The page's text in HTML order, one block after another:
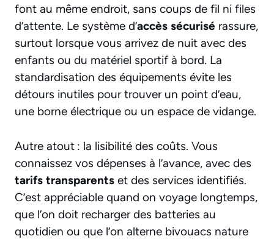
font au même endroit, sans coups de fil ni files
d’attente. Le système d’accès sécurisé rassure,
surtout lorsque vous arrivez de nuit avec des
enfants ou du matériel sportif à bord. La
standardisation des équipements évite les
détours inutiles pour trouver un point d’eau,
une borne électrique ou un espace de vidange.
Autre atout : la lisibilité des coûts. Vous
connaissez vos dépenses à l’avance, avec des
tarifs transparents et des services identifiés.
C’est appréciable quand on voyage longtemps,
que l’on doit recharger des batteries au
quotidien ou que l’on alterne bivouacs nature